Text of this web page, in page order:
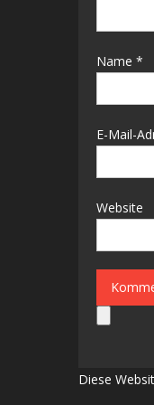
Name *
E-Mail-
Website
Diese